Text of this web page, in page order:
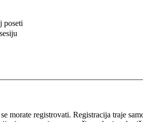
poseti
morate registrovati. Registracija traje